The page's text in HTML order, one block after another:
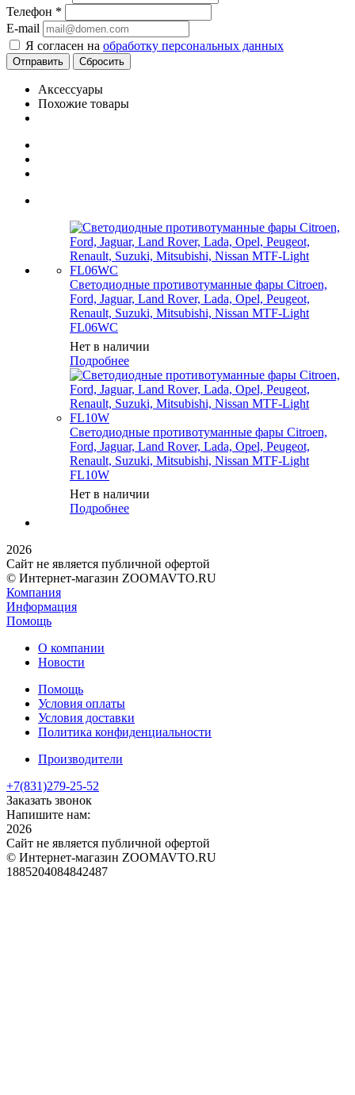
Телефон *
E-mail
Я согласен на обработку персональных данных
Сбросить
Аксессуары
Похожие товары
Светодиодные противотуманные фары Citroen,
Ford, Jaguar, Land Rover, Lada, Opel, Peugeot,
Renault, Suzuki, Mitsubishi, Nissan MTF-Light
FL06WC
Нет в наличии
Подробнее
Светодиодные противотуманные фары Citroen,
Ford, Jaguar, Land Rover, Lada, Opel, Peugeot,
Renault, Suzuki, Mitsubishi, Nissan MTF-Light
FL10W
Нет в наличии
Подробнее
2026
Сайт не является публичной офертой
© Интернет-магазин ZOOMAVTO.RU
Компания
Информация
Помощь
О компании
Новости
Помощь
Условия оплаты
Условия доставки
Политика конфиденциальности
Производители
+7(831)279-25-52
Заказать звонок
Напишите нам:
2026
Сайт не является публичной офертой
© Интернет-магазин ZOOMAVTO.RU
1885204084842487